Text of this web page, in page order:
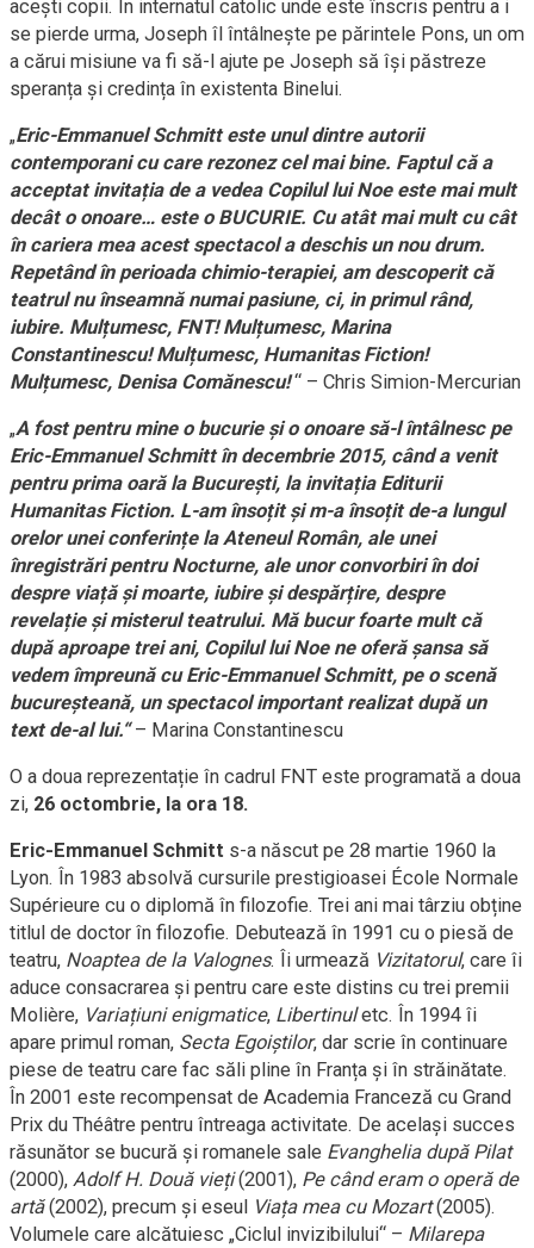
acești copii. În internatul catolic unde este înscris pentru a i
se pierde urma, Joseph îl întâlnește pe părintele Pons, un om
a cărui misiune va fi să-l ajute pe Joseph să își păstreze
speranța și credința în existenta Binelui.
„Eric-Emmanuel Schmitt este unul dintre autorii
contemporani cu care rezonez cel mai bine. Faptul că a
acceptat invitația de a vedea Copilul lui Noe este mai mult
decât o onoare… este o BUCURIE. Cu atât mai mult cu cât
în cariera mea acest spectacol a deschis un nou drum.
Repetând în perioada chimio-terapiei, am descoperit că
teatrul nu înseamnă numai pasiune, ci, in primul rând,
iubire. Mulțumesc, FNT! Mulțumesc, Marina
Constantinescu! Mulțumesc, Humanitas Fiction!
Mulțumesc, Denisa Comănescu! “ – Chris Simion-Mercurian
„A fost pentru mine o bucurie și o onoare să-l întâlnesc pe
Eric-Emmanuel Schmitt în decembrie 2015, când a venit
pentru prima oară la București, la invitația Editurii
Humanitas Fiction. L-am însoțit și m-a însoțit de-a lungul
orelor unei conferințe la Ateneul Român, ale unei
înregistrări pentru Nocturne, ale unor convorbiri în doi
despre viață și moarte, iubire și despărțire, despre
revelație și misterul teatrului. Mă bucur foarte mult că
după aproape trei ani, Copilul lui Noe ne oferă șansa să
vedem împreună cu Eric-Emmanuel Schmitt, pe o scenă
bucureșteană, un spectacol important realizat după un
text de-al lui.“– Marina Constantinescu
O a doua reprezentație în cadrul FNT este programată a doua
zi, 26 octombrie, la ora 18.
Eric-Emmanuel Schmitt s-a născut pe 28 martie 1960 la
Lyon. În 1983 absolvă cursurile prestigioasei École Normale
Supérieure cu o diplomă în filozofie. Trei ani mai târziu obține
titlul de doctor în filozofie. Debutează în 1991 cu o piesă de
teatru, Noaptea de la Valognes. Îi urmează Vizitatorul, care îi
aduce consacrarea și pentru care este distins cu trei premii
Molière, Variațiuni enigmatice, Libertinuletc. În 1994 îi
apare primul roman, Secta Egoiștilor, dar scrie în continuare
piese de teatru care fac săli pline în Franța și în străinătate.
În 2001 este recompensat de Academia Franceză cu Grand
Prix du Théâtre pentru întreaga activitate. De același succes
răsunător se bucură și romanele sale Evanghelia după Pilat
(2000), Adolf H. Două vieți(2001), Pe când eram o operă de
artă(2002), precum și eseul Viața mea cu Mozart(2005).
Volumele care alcătuiesc „Ciclul invizibilului“ – Milarepa